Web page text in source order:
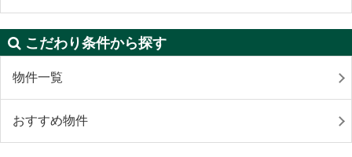
こだわり条件から探す
物件一覧
おすすめ物件